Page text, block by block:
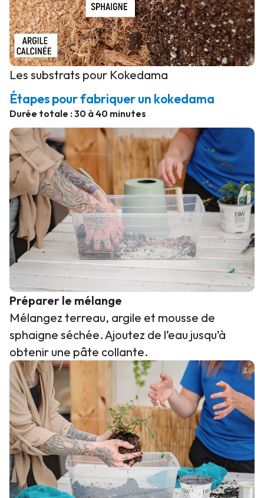
Les substrats pour Kokedama
Étapes pour fabriquer un kokedama
Durée totale : 30 à 40 minutes
Préparer le mélange
Mélangez terreau, argile et mousse de
sphaigne séchée. Ajoutez de l’eau jusqu’à
obtenir une pâte collante.